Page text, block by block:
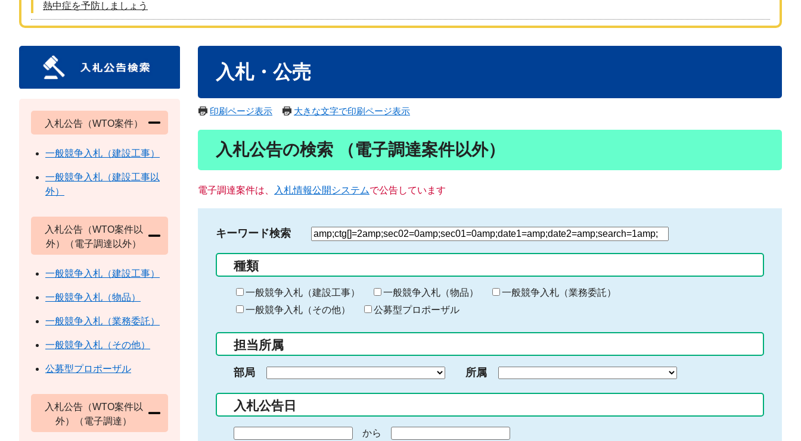
熱中症を予防しましょう
入札・公売
印刷ページ表示 大きな文字で印刷ページ表示
入札公告の検索 （電子調達案件以外）
電子調達案件は、 入札情報公開システムで公告しています
キーワード検索
検
る
キ
ー
ー
入
力
種類
一般競争入札（建設工事） 一般競争入札（物品）
一般競争入札（業務委託）
一般競争入札（その他）
公募型プロポーザル
担当所属
部局 所属
入札公告日
から
入札公告（WTO案件）
一般競争入札（建設工事）
一般競争入札（建設工事以
外）
入札公告（WTO案件以
外）（電子調達以外）
一般競争入札（建設工事）
一般競争入札（物品）
一般競争入札（業務委託）
一般競争入札（その他）
公募型プロポーザル
入札公告（WTO案件以
外）（電子調達）